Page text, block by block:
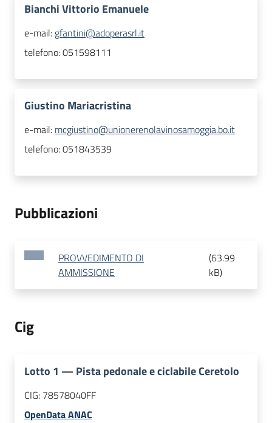
Bianchi Vittorio Emanuele
e-mail: gfantini@adoperasrl.it
telefono:051598111
Giustino Mariacristina
e-mail: mcgiustino@unionerenolavinosamoggia.bo.it
telefono:051843539
Pubblicazioni
PROVVEDIMENTO DI
AMMISSIONE
(63.99
kB)
Cig
Lotto 1 — Pista pedonale e ciclabile Ceretolo
CIG: 78578040FF
OpenData ANAC